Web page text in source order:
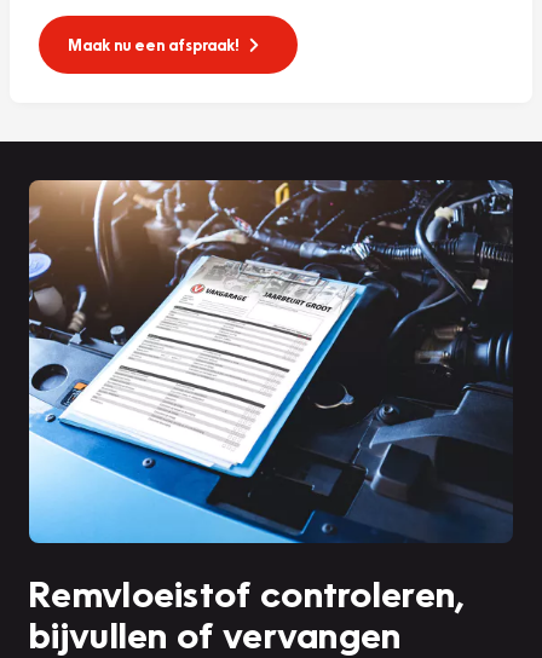
Maak nu een afspraak!
Remvloeistof controleren,
bijvullen of vervangen